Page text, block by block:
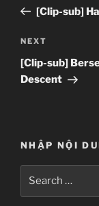
Post[Clip-sub]
Next
Post
NEXT
[Clip-sub]
Descent
NHẬP NỘI